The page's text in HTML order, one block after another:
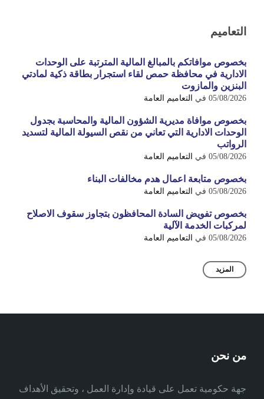
التعاميم
بخصوص موافاتكم بالمبالغ المالية المترتبة على الوحدات
الادارية في محافظة حمص لقاء استجرار بطاقة ذكية لمادتي
البنزين والمازوت
05/08/2026 في التعاميم العامة
بخصوص موافاة مديرية الشؤون المالية والمحاسبة بجدول
الوحدات الادارية التي تعاني من نقص السيولة المالية لتسديد
الرواتب
05/08/2026 في التعاميم العامة
بخصوص متابعة اعمال هدم مخالفات البناء
05/08/2026 في التعاميم العامة
بخصوص تفويض السادة المحافظون بتجاوز سقوف الاصلاح
لمركبات الخدمة الآلية
05/08/2026 في التعاميم العامة
المزيد
من نحن
جهة حكومية تعمل على قيادة وإدارة العمل ، وتحقيق الأهداف